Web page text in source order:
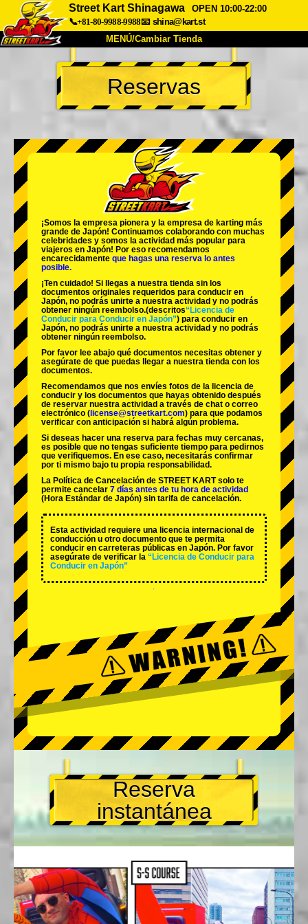
Street Kart Shinagawa
OPEN 10:00-22:00
📞+81-80-9988-9988📧 shina@kart.st
MENÚ/Cambiar Tienda
INICIO
Acerca de Especificaciones Precios
Preguntas Frecuentes
Empresa Reservas
Cambiar Tienda
Tokyo Shinagawa Tokyo Akihabara#1
Tokyo Akihabara#2
Tokyo Shibuya Annex Tokyo Bay
Tokyo Asakusa
Reservas
¡Somos la empresa pionera y la empresa de karting más
grande de Japón! Continuamos colaborando con muchas
celebridades y somos la actividad más popular para
viajeros en Japón! Por eso recomendamos
encarecidamente que hagas una reserva lo antes
posible.
¡Ten cuidado! Si llegas a nuestra tienda sin los
documentos originales requeridos para conducir en
Japón, no podrás unirte a nuestra actividad y no podrás
obtener ningún reembolso.(descritos“Licencia de
Conducir para Conducir en Japón”) para conducir en
Japón, no podrás unirte a nuestra actividad y no podrás
obtener ningún reembolso.
Por favor lee abajo qué documentos necesitas obtener y
asegúrate de que puedas llegar a nuestra tienda con los
documentos.
Recomendamos que nos envíes fotos de la licencia de
conducir y los documentos que hayas obtenido después
de reservar nuestra actividad a través de chat o correo
electrónico ( license@streetkart.com) para que podamos
verificar con anticipación si habrá algún problema.
Si deseas hacer una reserva para fechas muy cercanas,
es posible que no tengas suficiente tiempo para pedirnos
que verifiquemos. En ese caso, necesitarás confirmar
por ti mismo bajo tu propia responsabilidad.
La Política de Cancelación de STREET KART solo te
permite cancelar 7 días antes de tu hora de actividad
(Hora Estándar de Japón) sin tarifa de cancelación.
Esta actividad requiere una licencia internacional de
conducción u otro documento que te permita
conducir en carreteras públicas en Japón. Por favor
asegúrate de verificar la “Licencia de Conducir para
Conducir en Japón”
Reserva
instantánea